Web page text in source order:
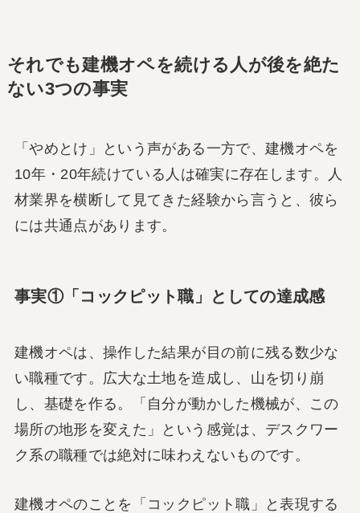
それでも建機オペを続ける人が後を絶た
ない3つの事実
「やめとけ」という声がある一方で、建機オペを
10年・20年続けている人は確実に存在します。人
材業界を横断して見てきた経験から言うと、彼ら
には共通点があります。
事実①「コックピット職」としての達成感
建機オペは、操作した結果が目の前に残る数少な
い職種です。広大な土地を造成し、山を切り崩
し、基礎を作る。「自分が動かした機械が、この
場所の地形を変えた」という感覚は、デスクワー
ク系の職種では絶対に味わえないものです。
建機オペのことを「コックピット職」と表現する